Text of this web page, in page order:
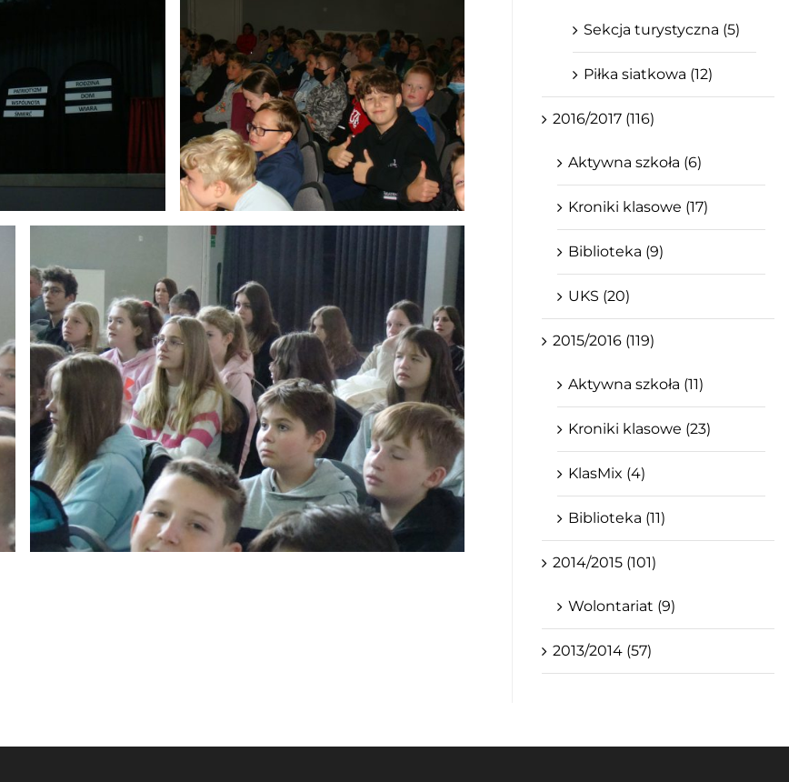
Sekcja turystyczna (5)
Piłka siatkowa (12)
2016/2017 (116)
Aktywna szkoła (6)
Kroniki klasowe (17)
Biblioteka (9)
UKS (20)
2015/2016 (119)
Aktywna szkoła (11)
Kroniki klasowe (23)
KlasMix (4)
Biblioteka (11)
2014/2015 (101)
Wolontariat (9)
2013/2014 (57)